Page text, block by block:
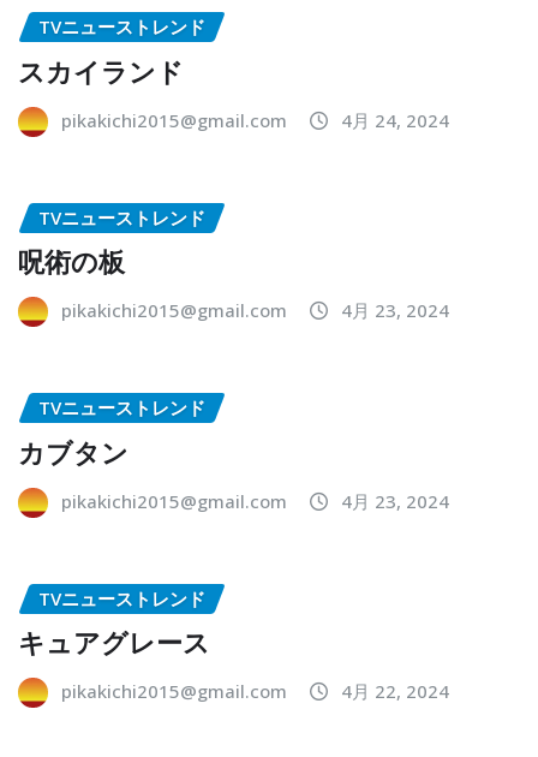
TVニューストレンド
スカイランド
pikakichi2015@gmail.com 4月 24, 2024
TVニューストレンド
呪術の板
pikakichi2015@gmail.com 4月 23, 2024
TVニューストレンド
カブタン
pikakichi2015@gmail.com 4月 23, 2024
TVニューストレンド
キュアグレース
pikakichi2015@gmail.com 4月 22, 2024